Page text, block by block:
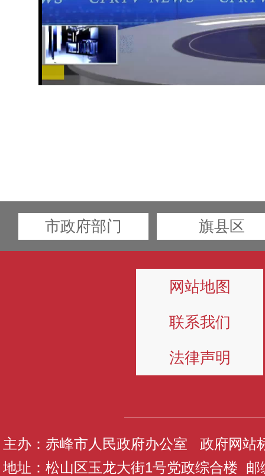
市政府部门 旗县区
网站地图
联系我们
法律声明
主办：赤峰市人民政府办公室 政府网站
地址：松山区玉龙大街1号党政综合楼 邮